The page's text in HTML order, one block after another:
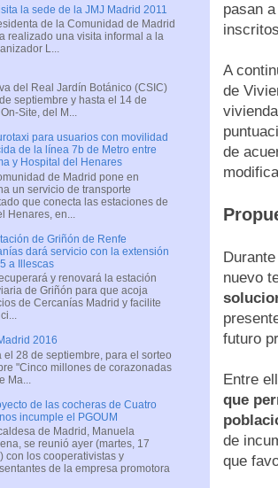
pasan
A
de
de
nuevo
futuro
Entre
que
de
que
la sede de la JMJ Madrid 2011
de la Comunidad de Madrid
realizado una visita informal a la
L...
del Real Jardín Botánico (CSIC)
septiembre y hasta el 14 de
Site, del M...
para usuarios con movilidad
de la línea 7b de Metro entre
y Hospital del Henares
de Madrid pone en
un servicio de transporte
que conecta las estaciones de
Henares, en...
de Griñón de Renfe
dará servicio con la extensión
a Illescas
y renovará la estación
de Griñón para que acoja
de Cercanías Madrid y facilite
2016
28 de septiembre, para el sorteo
"Cinco millones de corazonadas
de las cocheras de Cuatro
incumple el PGOUM
de Madrid, Manuela
se reunió ayer (martes, 17
con los cooperativistas y
de la empresa promotora